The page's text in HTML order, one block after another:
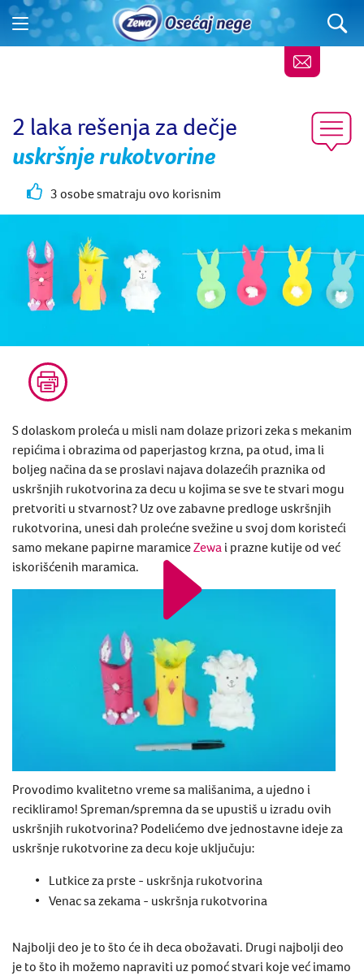
2 laka rešenja za dečje
uskršnje rukotvorine
3 osobe smatraju ovo korisnim
S dolaskom proleća u misli nam dolaze prizori zeka s mekanim
repićima i obrazima od paperjastog krzna, pa otud, ima li
boljeg načina da se proslavi najava dolazećih praznika od
uskršnjih rukotvorina za decu u kojima se sve te stvari mogu
pretvoriti u stvarnost? Uz ove zabavne predloge uskršnjih
rukotvorina, unesi dah prolećne svežine u svoj dom koristeći
samo mekane papirne maramiceZewa i prazne kutije od već
iskorišćenih maramica.
Provodimo kvalitetno vreme sa mališanima, a ujedno i
recikliramo! Spreman/spremna da se upustiš u izradu ovih
uskršnjih rukotvorina? Podelićemo dve jednostavne ideje za
uskršnje rukotvorine za decu koje uključuju:
Lutkice za prste - uskršnja rukotvorina
Venac sa zekama - uskršnja rukotvorina
Najbolji deo je to što će ih deca obožavati. Drugi najbolji deo
je to što ih možemo napraviti uz pomoć stvari koje već imamo